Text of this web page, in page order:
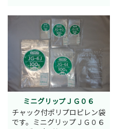
ミニグリップＪＧ０６
チャック付ポリプロピレン袋
です。ミニグリップＪＧ０６